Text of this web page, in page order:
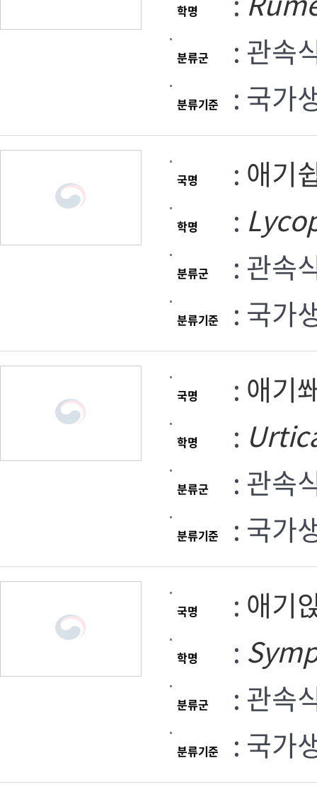
학명
분류군 : 관속
분류기준 : 국가
국명 : 애기
학명 :
분류군 : 관속
분류기준 : 국가
국명 : 애기
학명 :
분류군 : 관속
분류기준 : 국가
국명 : 애기
학명 :
분류군 : 관속
분류기준 : 국가